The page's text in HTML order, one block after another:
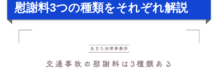
慰謝料3つの種類をそれぞれ解説